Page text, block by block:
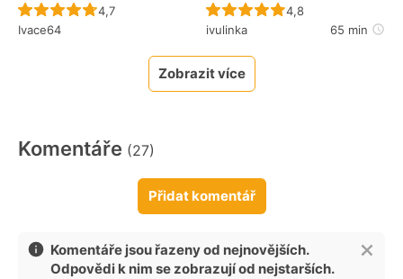
Recept ještě nebyl hodnocen
4,7
Ivace64
Recept ještě nebyl
4,8
ivulinka
65 min
Zobrazit více
Komentáře (27)
Přidat komentář
Komentáře jsou řazeny od nejnovějších.
Odpovědi k nim se zobrazují od nejstarších.